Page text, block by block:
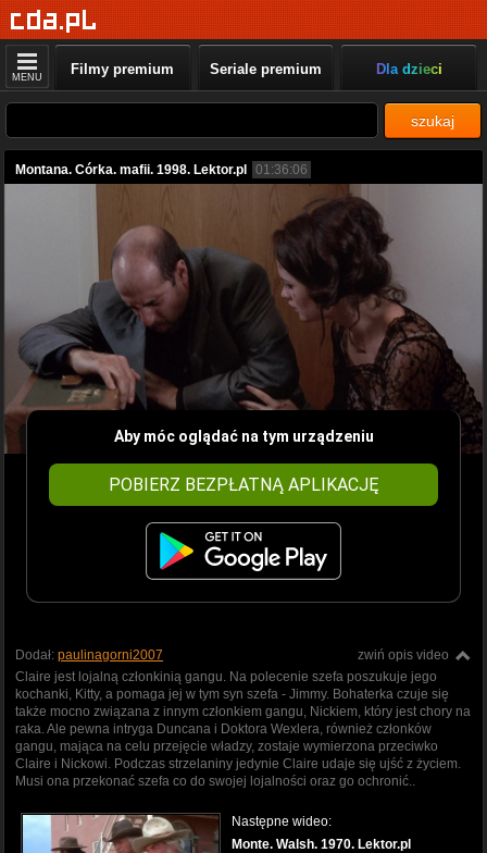
MENU Filmy premium Seriale premium Dla dzieci
szukaj
Montana. Córka. mafii. 1998. Lektor.pl 01:36:06
Aby móc oglądać na tym urządzeniu
POBIERZ BEZPŁATNĄ APLIKACJĘ
zwiń opis video
Dodał: paulinagorni2007
Claire jest lojalną członkinią gangu. Na polecenie szefa poszukuje jego
kochanki, Kitty, a pomaga jej w tym syn szefa - Jimmy. Bohaterka czuje się
także mocno związana z innym członkiem gangu, Nickiem, który jest chory na
raka. Ale pewna intryga Duncana i Doktora Wexlera, również członków
gangu, mająca na celu przejęcie władzy, zostaje wymierzona przeciwko
Claire i Nickowi. Podczas strzelaniny jedynie Claire udaje się ujść z życiem.
Musi ona przekonać szefa co do swojej lojalności oraz go ochronić..
Następne wideo:
Monte. Walsh. 1970. Lektor.pl